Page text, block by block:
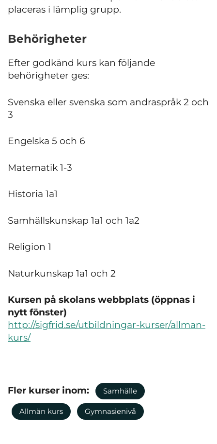
placeras i lämplig grupp.
Behörigheter
Efter godkänd kurs kan följande
behörigheter ges:
Svenska eller svenska som andraspråk 2 och
3
Engelska 5 och 6
Matematik 1-3
Historia 1a1
Samhällskunskap 1a1 och 1a2
Religion 1
Naturkunskap 1a1 och 2
Kursen på skolans webbplats (öppnas i
nytt fönster)
http://sigfrid.se/utbildningar-kurser/allman-
kurs/
Fler kurser inom: Samhälle
Allmän kurs Gymnasienivå